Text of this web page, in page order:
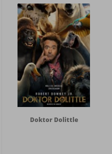
Doktor Dolittle